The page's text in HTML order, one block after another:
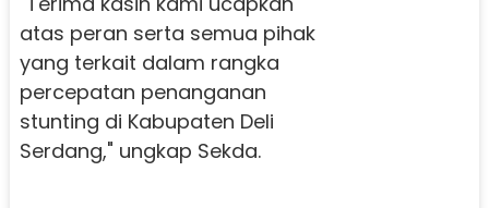
atas peran serta semua pihak
yang terkait dalam rangka
percepatan penanganan
stunting di Kabupaten Deli
Serdang," ungkap Sekda.